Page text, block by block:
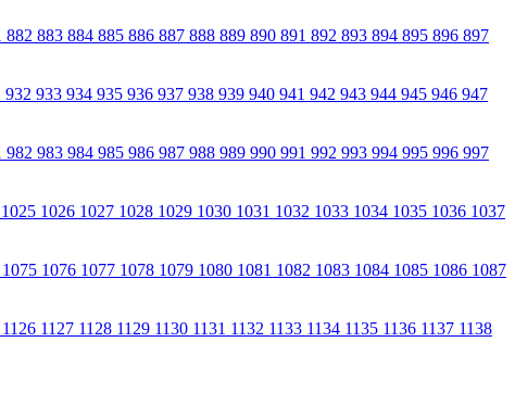
882 883 884 885 886 887 888 889 890 891 892 893 894 895 896 897
932 933 934 935 936 937 938 939 940 941 942 943 944 945 946 947
982 983 984 985 986 987 988 989 990 991 992 993 994 995 996 997
1025 1026 1027 1028 1029 1030 1031 1032 1033 1034 1035 1036 1037
1075 1076 1077 1078 1079 1080 1081 1082 1083 1084 1085 1086 1087
1126 1127 1128 1129 1130 1131 1132 1133 1134 1135 1136 1137 1138